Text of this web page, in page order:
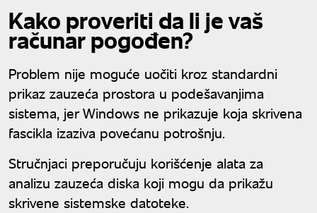
Kako proveriti da li je vaš
računar pogođen?
Problem nije moguće uočiti kroz standardni
prikaz zauzeća prostora u podešavanjima
sistema, jer Windows ne prikazuje koja skrivena
fascikla izaziva povećanu potrošnju.
Stručnjaci preporučuju korišćenje alata za
analizu zauzeća diska koji mogu da prikažu
skrivene sistemske datoteke.